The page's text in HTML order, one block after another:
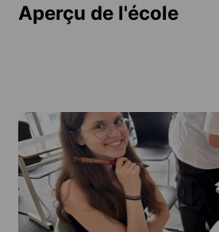
Aperçu de l'école